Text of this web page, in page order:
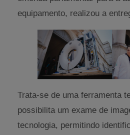
equipamento, realizou a
Trata-se de uma ferramenta
possibilita um exame de
tecnologia, permitindo